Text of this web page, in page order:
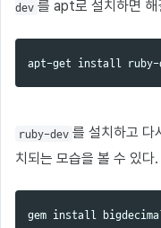
dev 를 apt로 설치하면 해
apt-get install
ruby-dev 를 설치하고 다
치되는 모습을 볼 수 있다.
gem install